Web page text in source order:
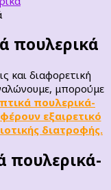
πουλερικά
και διαφορετική
μπορούμε
πουλερικά-
εξαιρετικό
διατροφής.
πουλερικά-